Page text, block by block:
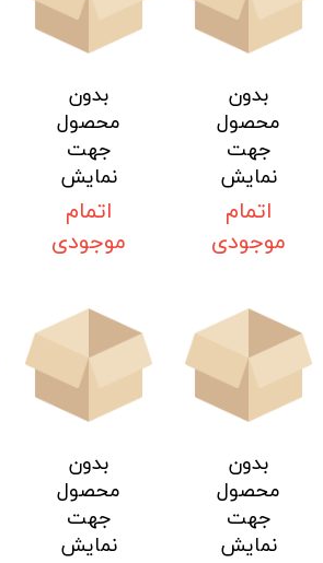
بدون
محصول
جهت
نمایش
اتمام
موجودی
بدون
محصول
جهت
نمایش
اتمام
موجودی
بدون
محصول
جهت
نمایش
بدون
محصول
جهت
نمایش